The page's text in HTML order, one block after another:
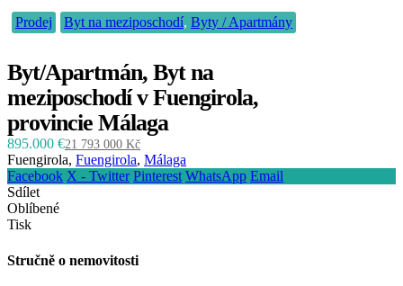
Prodej Byt na meziposchodí,Byty / Apartmány
Byt/Apartmán, Byt na
meziposchodí v Fuengirola,
provincie Málaga
895.000 €21 793 000 Kč
Fuengirola,Fuengirola,Málaga
Facebook X - Twitter Pinterest WhatsApp Email
Sdílet
Oblíbené
Tisk
Stručně o nemovitosti